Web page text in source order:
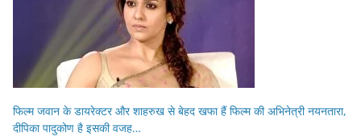
फिल्म जवान के डायरेक्टर और शाहरुख से बेहद खफा हैं फिल्म की अभिनेत्री नयनतारा,
दीपिका पादुकोण है इसकी वजह…